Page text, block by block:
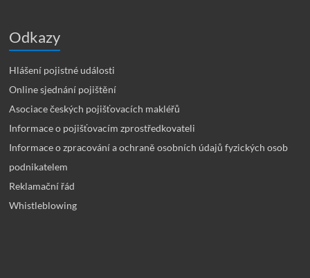
Odkazy
Hlášení pojistné události
Online sjednání pojištění
Asociace českých pojišťovacích makléřů
Informace o pojišťovacím zprostředkovateli
Informace o zpracování a ochraně osobních údajů fyzických osob
podnikatelem
Reklamační řád
Whistleblowing